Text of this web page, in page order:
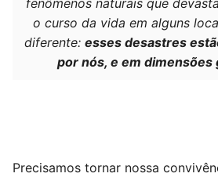
o curso da vida em alguns
diferente: esses desastres
por nós, e em dimensões
Precisamos tornar nossa